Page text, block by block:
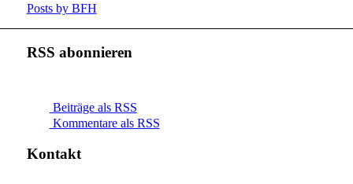
Posts by BFH
RSS abonnieren
Beiträge als RSS
Kommentare als RSS
Kontakt